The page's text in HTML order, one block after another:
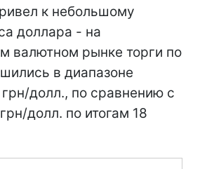
к небольшому
доллара - на
валютном рынке торги по
в диапазоне
долл., по сравнению с
долл. по итогам 18